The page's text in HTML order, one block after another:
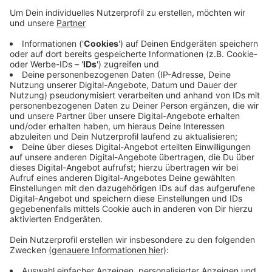
Der Umtausch ist zunächst für drei Monate
bis zu 10.000 ukrainische Hrywnja wechseln - auch
in mehreren Teilbeträgen. Stark beschädigte
Scheine und Münzgeld können nicht getauscht
werden.
Der Umtausch ist bei der Sparkasse Aachen
kostenlos. Weitere Infos findet IhrHIER.
Veröffentlicht:Montag, 23.05.2022 15:09
Anzeige